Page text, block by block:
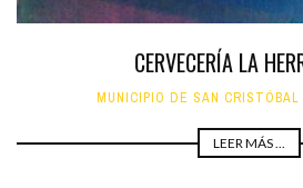
CERVECERÍA LA
MUNICIPIO DE SAN
LEER MÁS ...